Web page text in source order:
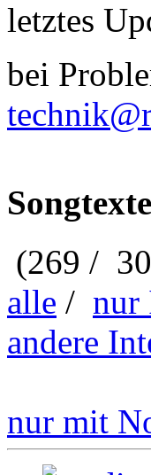
letztes
bei
(269 /
alle / nur
andere
nur mit